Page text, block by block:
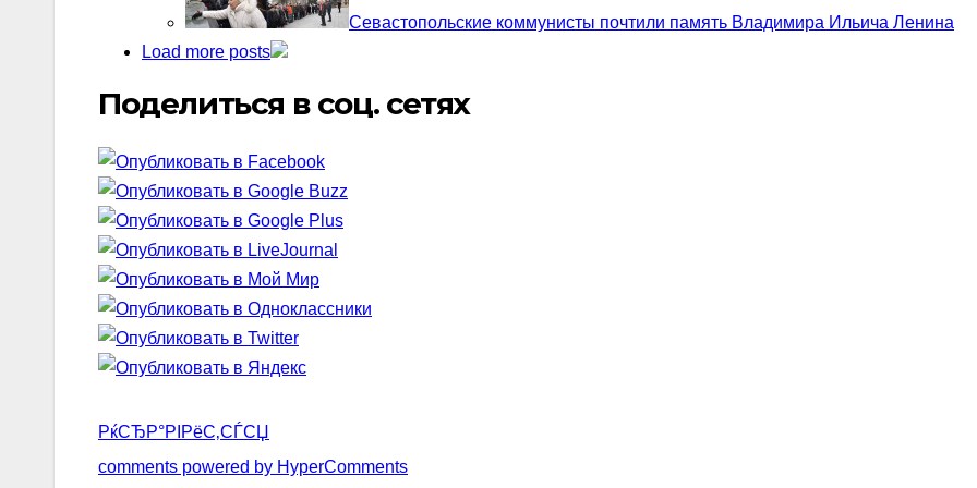
Севастопольские коммунисты почтили память Владимира Ильича Ленина
Load more posts
Поделиться в соц. сетях
РќСЂР°РІРёС‚СЃСЏ
comments powered by HyperComments